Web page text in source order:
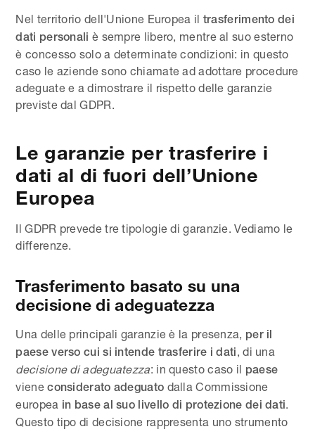
Nel territorio dell'Unione Europea il trasferimento dei
dati personali è sempre libero, mentre al suo esterno
è concesso solo a determinate condizioni: in questo
caso le aziende sono chiamate ad adottare procedure
adeguate e a dimostrare il rispetto delle garanzie
previste dal GDPR.
Le garanzie per trasferire i
dati al di fuori dell’Unione
Europea
Il GDPR prevede tre tipologie di garanzie. Vediamo le
differenze.
Trasferimento basato su una
decisione di adeguatezza
Una delle principali garanzie è la presenza, per il
paese verso cui si intende trasferire i dati, di una
decisione di adeguatezza: in questo caso il paese
vieneconsiderato adeguato dalla Commissione
europea in base al suo livello di protezione dei dati.
Questo tipo di decisione rappresenta uno strumento